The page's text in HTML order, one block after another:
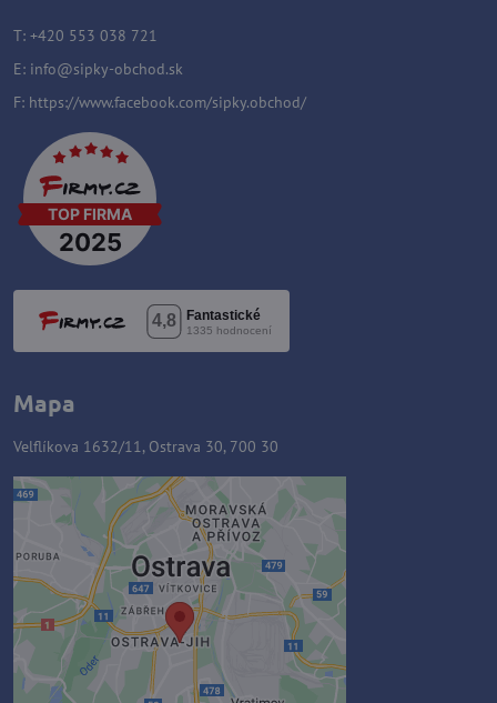
T: +420 553 038 721
E: info@sipky-obchod.sk
F: https://www.facebook.com/sipky.obchod/
Mapa
Velflíkova 1632/11, Ostrava 30, 700 30
Externý obsah je blokovaný
Voľbami súkromia
Prajete si načítať externý obsah?
Povoliť tentokrát